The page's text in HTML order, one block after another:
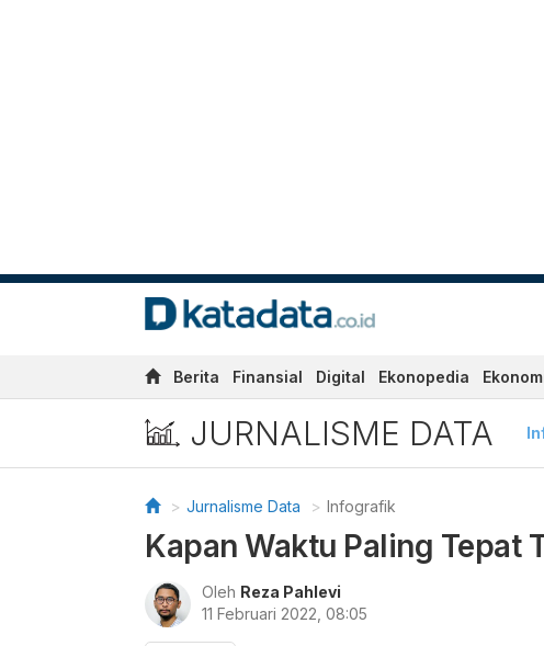
Berita Finansial Digital Ekonopedia
JURNALISME DATA
Jurnalisme Data Infografik
Kapan Waktu Paling Tepat
Oleh Reza Pahlevi
11 Februari 2022, 08:05